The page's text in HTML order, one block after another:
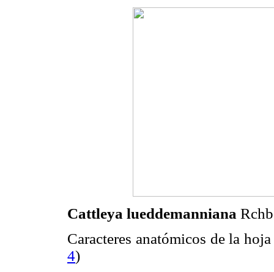
Cattleya lueddemanniana
Caracteres anatómicos de la
4)